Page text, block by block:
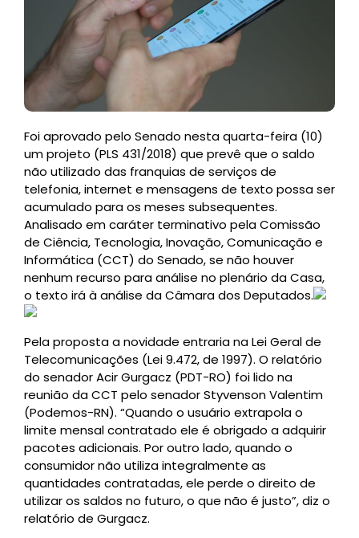
Foi aprovado pelo Senado nesta quarta-feira (10)
um projeto (PLS 431/2018) que prevê que o saldo
não utilizado das franquias de serviços de
telefonia, internet e mensagens de texto possa ser
acumulado para os meses subsequentes.
Analisado em caráter terminativo pela Comissão
de Ciência, Tecnologia, Inovação, Comunicação e
Informática (CCT) do Senado, se não houver
nenhum recurso para análise no plenário da Casa,
o texto irá à análise da Câmara dos Deputados.
Pela proposta a novidade entraria na Lei Geral de
Telecomunicações (Lei 9.472, de 1997). O relatório
do senador Acir Gurgacz (PDT-RO) foi lido na
reunião da CCT pelo senador Styvenson Valentim
(Podemos-RN). “Quando o usuário extrapola o
limite mensal contratado ele é obrigado a adquirir
pacotes adicionais. Por outro lado, quando o
consumidor não utiliza integralmente as
quantidades contratadas, ele perde o direito de
utilizar os saldos no futuro, o que não é justo”, diz o
relatório de Gurgacz.